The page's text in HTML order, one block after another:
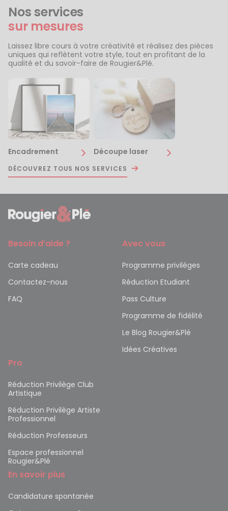
Nos services
sur mesures
Laissez libre cours à votre créativité et réalisez des pièces
uniques qui reflètent votre style, tout en profitant de la
qualité et du savoir-faire de Rougier&Plé.
Encadrement Découpe laser
DÉCOUVREZ TOUS NOS SERVICES
Besoin d’aide ?
Carte cadeau
Contactez-nous
FAQ
Avec vous
Programme privilèges
Réduction Etudiant
Pass Culture
Programme de fidélité
Le Blog Rougier&Plé
Idées Créatives
Pro
Réduction Privilège Club
Artistique
Réduction Privilège Artiste
Professionnel
Réduction Professeurs
Espace professionnel
Rougier&Plé
En savoir plus
Candidature spontanée